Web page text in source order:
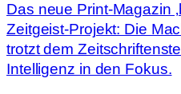
Das neue Print-Magazin
Zeitgeist-Projekt: Die
trotzt dem
Intelligenz in den Fokus.